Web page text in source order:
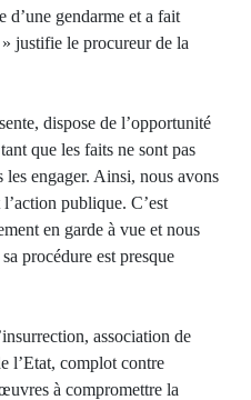
d’une gendarme et a fait
justifie le procureur de la
dispose de l’opportunité
que les faits ne sont pas
engager. Ainsi, nous avons
publique. C’est
en garde à vue et nous
procédure est presque
association de
l’Etat, complot contre
à compromettre la